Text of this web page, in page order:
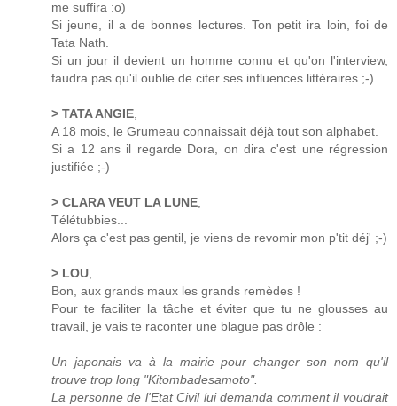
me suffira :o)
Si jeune, il a de bonnes lectures. Ton petit ira loin, foi de
Tata Nath.
Si un jour il devient un homme connu et qu'on l'interview,
faudra pas qu'il oublie de citer ses influences littéraires ;-)
> TATA ANGIE,
A 18 mois, le Grumeau connaissait déjà tout son alphabet.
Si a 12 ans il regarde Dora, on dira c'est une régression
justifiée ;-)
> CLARA VEUT LA LUNE,
Télétubbies...
Alors ça c'est pas gentil, je viens de revomir mon p'tit déj' ;-)
> LOU,
Bon, aux grands maux les grands remèdes !
Pour te faciliter la tâche et éviter que tu ne glousses au
travail, je vais te raconter une blague pas drôle :
Un japonais va à la mairie pour changer son nom qu'il
trouve trop long "Kitombadesamoto".
La personne de l'Etat Civil lui demanda comment il voudrait